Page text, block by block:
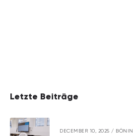
Letzte Beiträge
DECEMBER 10, 2025 /